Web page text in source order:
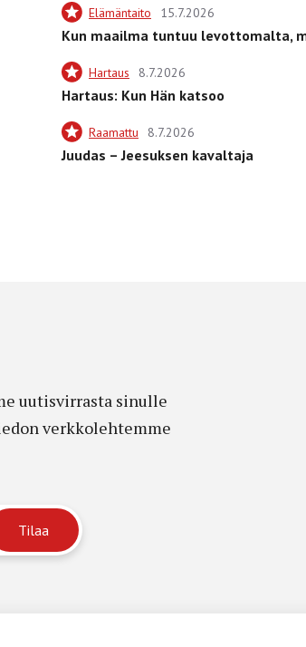
Elämäntaito 15.7.2026
Kun maailma tuntuu levottomalta,
Hartaus 8.7.2026
Hartaus: Kun Hän katsoo
Raamattu 8.7.2026
Juudas – Jeesuksen kavaltaja
uutisvirrasta sinulle
verkkolehtemme